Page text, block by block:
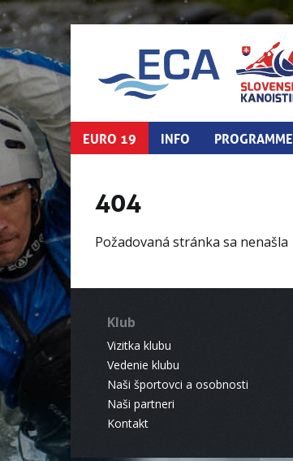
EURO 19 INFO PROGRAMME
404
Požadovaná stránka sa nenašla
Klub
Vizitka klubu
Vedenie klubu
Naši športovci a osobnosti
Naši partneri
Kontakt